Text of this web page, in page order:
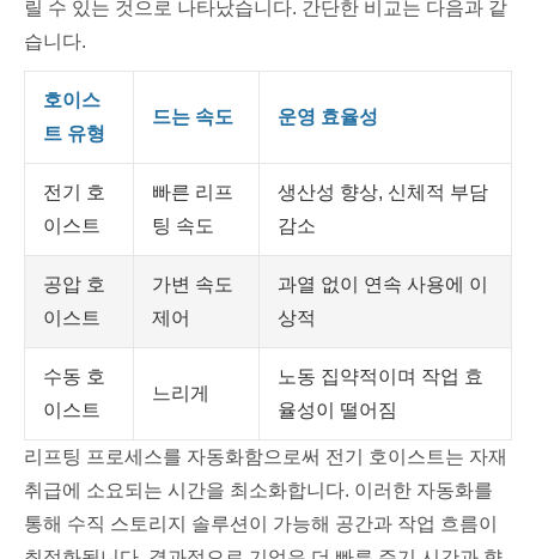
릴 수 있는 것으로 나타났습니다. 간단한 비교는 다음과 같
습니다.
호이스
트 유형
드는 속도 운영 효율성
전기 호
이스트
빠른 리프
팅 속도
생산성 향상, 신체적 부담
감소
공압 호
이스트
가변 속도
제어
과열 없이 연속 사용에 이
상적
수동 호
이스트
느리게
노동 집약적이며 작업 효
율성이 떨어짐
리프팅 프로세스를 자동화함으로써 전기 호이스트는 자재
취급에 소요되는 시간을 최소화합니다. 이러한 자동화를
통해 수직 스토리지 솔루션이 가능해 공간과 작업 흐름이